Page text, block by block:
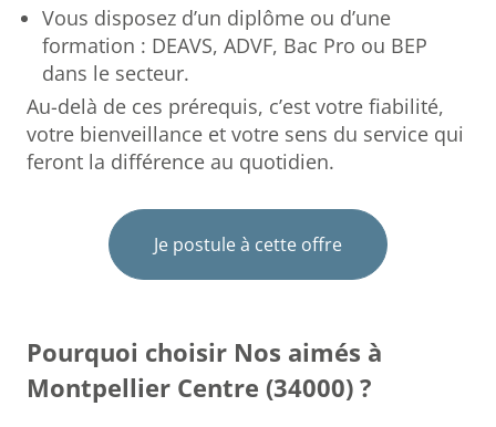
Vous disposez d’un diplôme ou d’une
formation : DEAVS, ADVF, Bac Pro ou BEP
dans le secteur.
Au-delà de ces prérequis, c’est votre fiabilité,
votre bienveillance et votre sens du service qui
feront la différence au quotidien.
Je postule à cette offre
Pourquoi choisir Nos aimés à
Montpellier Centre (34000) ?